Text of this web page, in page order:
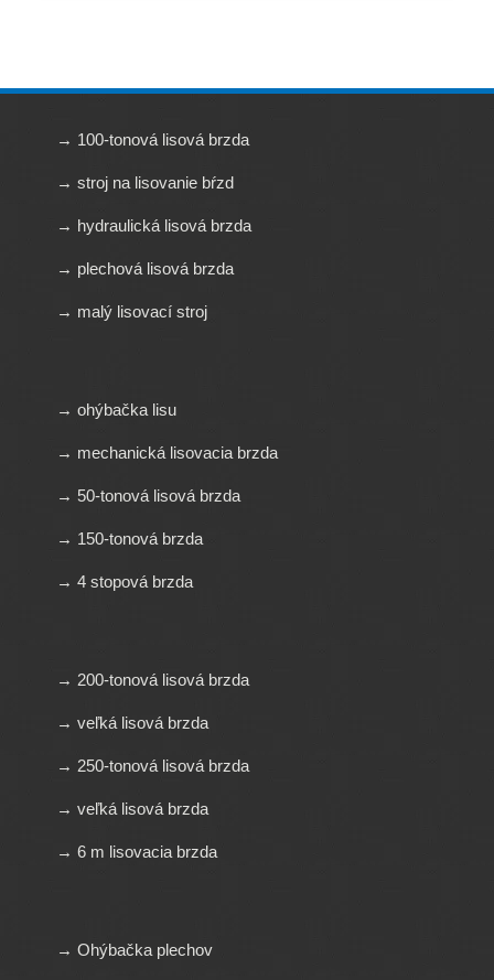
→ 100-tonová lisová brzda
→ stroj na lisovanie bŕzd
→ hydraulická lisová brzda
→ plechová lisová brzda
→ malý lisovací stroj
→ ohýbačka lisu
→ mechanická lisovacia brzda
→ 50-tonová lisová brzda
→ 150-tonová brzda
→ 4 stopová brzda
→ 200-tonová lisová brzda
→ veľká lisová brzda
→ 250-tonová lisová brzda
→ veľká lisová brzda
→ 6 m lisovacia brzda
→ Ohýbačka plechov